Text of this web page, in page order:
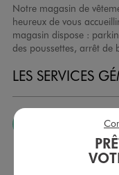
Notre magasin de
heureux de vous
magasin dispose :
des poussettes, arrêt de
LES SERVICES
JE PEUX
Nous